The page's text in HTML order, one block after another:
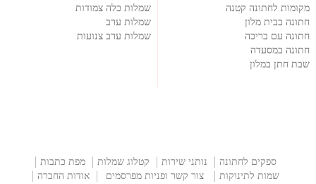
מקומות לחתונה קטנה
חתונה בבית מלון
חתונה עם בריכה
חתונה במסעדה
שבת חתן במלון
שמלות כלה צמודות
שמלות ערב
שמלות ערב צנועות
ספקים לחתונה נותני שירות קטלוג שמלות
מפת כתבות
שמות לתינוקות
צור קשר ופניות מפרסמים
אודות החברה